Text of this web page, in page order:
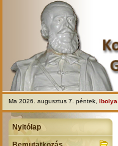
Ma 2026. augusztus 7. péntek, Ibolya
Nyitólap